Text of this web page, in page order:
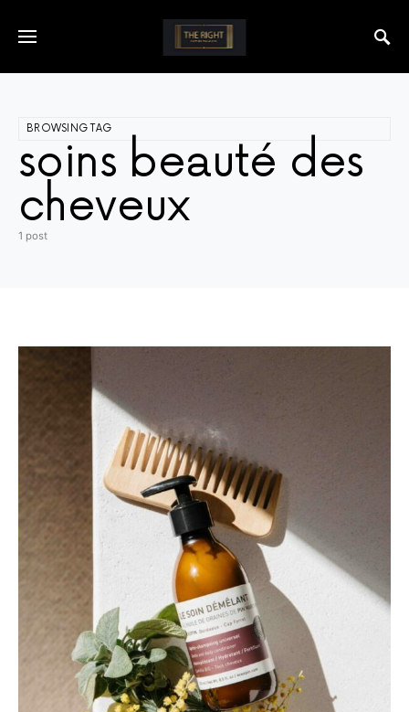
BROWSING TAG
soins beauté des
cheveux
1 post